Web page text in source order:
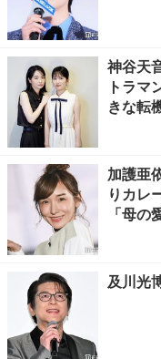
神谷天
トラマ
きな転
加護亜
りカレ
「母
及川光